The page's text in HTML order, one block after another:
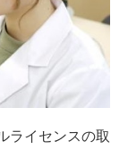
ライセンスの取